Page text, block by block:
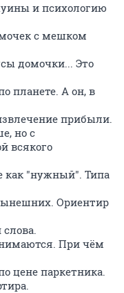
и психологию
с мешком
домочки... Это
планете. А он, в
прибыли.
но с
всякого
как "нужный". Типа
Ориентир
При чём
цене паркетника.